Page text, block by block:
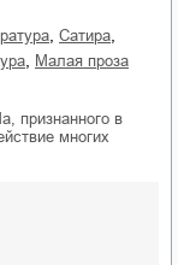
сатира
малая проза
признанного в
многих